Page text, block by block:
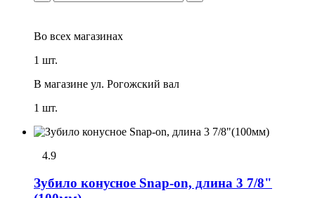
Во всех магазинах
1 шт.
В магазине ул. Рогожский вал
1 шт.
4.9
Зубило конусное Snap-on, длина 3 7/8"